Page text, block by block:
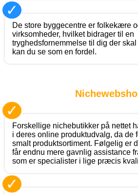
✓
De store byggecentre er folkekære
virksomheder, hvilket bidrager til en
tryghedsfornemmelse til dig der
kan du se som en fordel.
✓
Forskellige nichebutikker på nettet
i deres online produktudvalg, da de
smalt produktsortiment. Følgelig er
får endnu mere gavnlig assistance
som er specialister i lige præcis
✓